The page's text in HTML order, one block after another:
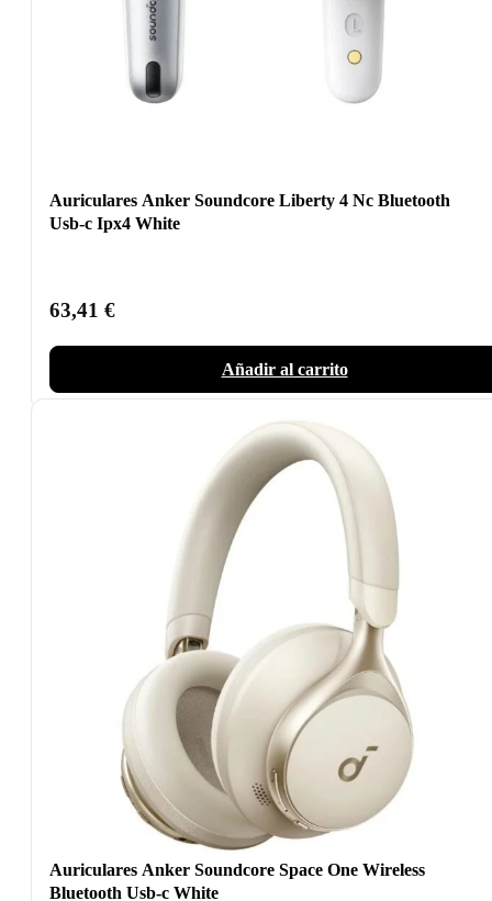
Auriculares Anker Soundcore Liberty 4 Nc Bluetooth
Usb-c Ipx4 White
63,41 €
Añadir al carrito
Auriculares Anker Soundcore Space One Wireless
Bluetooth Usb-c White